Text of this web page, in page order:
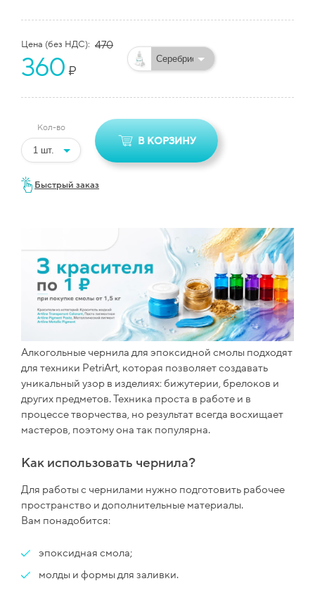
Цена (без НДС): 470
360 ₽
Кол-во
В КОРЗИНУ
Быстрый заказ
Алкогольные чернила для эпоксидной смолы подходят
для техники PetriArt, которая позволяет создавать
уникальный узор в изделиях: бижутерии, брелоков и
других предметов. Техника проста в работе и в
процессе творчества, но результат всегда восхищает
мастеров, поэтому она так популярна.
Как использовать чернила?
Для работы с чернилами нужно подготовить рабочее
пространство и дополнительные материалы.
Вам понадобится:
эпоксидная смола;
молды и формы для заливки.